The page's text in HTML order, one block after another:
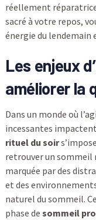
réellement
sacré à votre repos,
énergie du lendemain
Les enjeux
améliorer la
Dans un monde où
incessantes
rituel du soir
retrouver un sommeil
marquée par des
et des
naturel du sommeil.
phase de sommeil